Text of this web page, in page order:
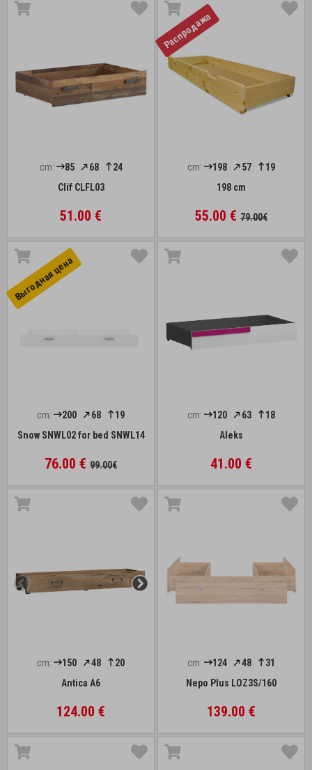
cm: 85 68
24
Clif CLFL03
51.00 €
Распродажа
cm: 198 57
19
198 cm
55.00 € 79.00€
Выгоднaя цена
cm: 200 68
19
Snow SNWL02 for bed SNWL14
76.00 € 99.00€
cm: 120 63
18
Aleks
41.00 €
cm: 150 48
20
Antica A6
124.00 €
cm: 124 48
31
Nepo Plus LOZ3S/160
139.00 €